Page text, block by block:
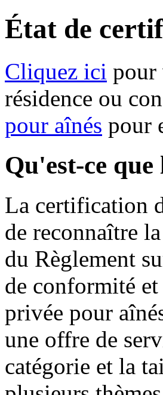
État de
Cliquez ici pour
résidence ou
pour aînés pour
Qu'est-ce
La certification
de reconnaître
du Règlement
de conformité
privée pour
une offre de
catégorie et la